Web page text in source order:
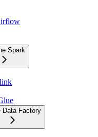
Spark
Data Factory